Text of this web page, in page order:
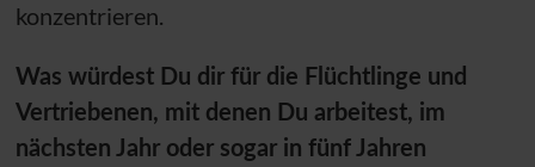
konzentrieren.
Was würdest Du dir für die Flüchtlinge und
Vertriebenen, mit denen Du arbeitest, im
nächsten Jahr oder sogar in fünf Jahren